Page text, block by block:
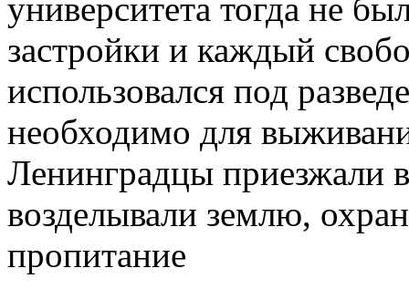
университета тогда не
застройки и каждый
использовался под
необходимо для
Ленинградцы приезжали
возделывали землю,
пропитание